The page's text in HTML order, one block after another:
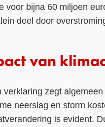
voor bijna 60 miljoen
deel door
van
verklaring zegt
neerslag en storm
is evident.